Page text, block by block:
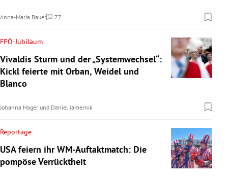
Anna-Maria Bauer 77
Kommentare
FPÖ-Jubiläum
Vivaldis Sturm und der „Systemwechsel“:
Kickl feierte mit Orban, Weidel und
Blanco
Johanna Hager und Daniel Jamernik
Reportage
USA feiern ihr WM-Auftaktmatch: Die
pompöse Verrücktheit